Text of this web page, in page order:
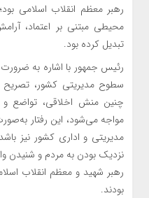
رهبر معظم انقلاب اسلامی
محیطی مبتنی بر اعتماد،
تبدیل کرده بود.
رئیس جمهور با اشاره به
سطوح مدیریتی کشور، تصریح
چنین منش اخلاقی، تواضع و
مواجه می‌شود، این رفتار
مدیریتی و اداری کشور نیز
نزدیک بودن به مردم و شنیدن
رهبر شهید و معظم انقلاب
بودند.